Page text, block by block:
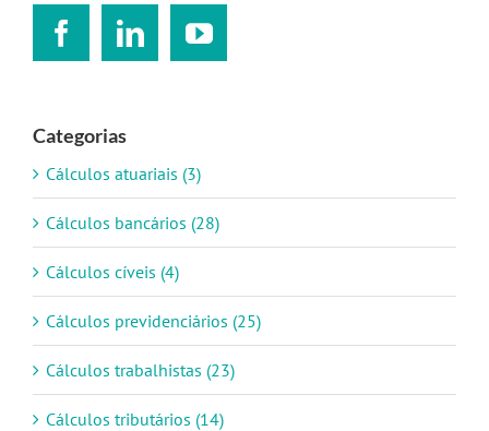
Categorias
Cálculos atuariais (3)
Cálculos bancários (28)
Cálculos cíveis (4)
Cálculos previdenciários (25)
Cálculos trabalhistas (23)
Cálculos tributários (14)